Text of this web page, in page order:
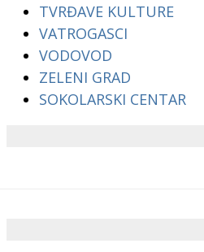
TVRĐAVE KULTURE
VATROGASCI
VODOVOD
ZELENI GRAD
SOKOLARSKI CENTAR